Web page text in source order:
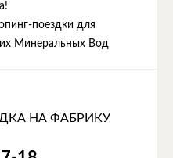
поездки для
Минеральных Вод
НА ФАБРИКУ